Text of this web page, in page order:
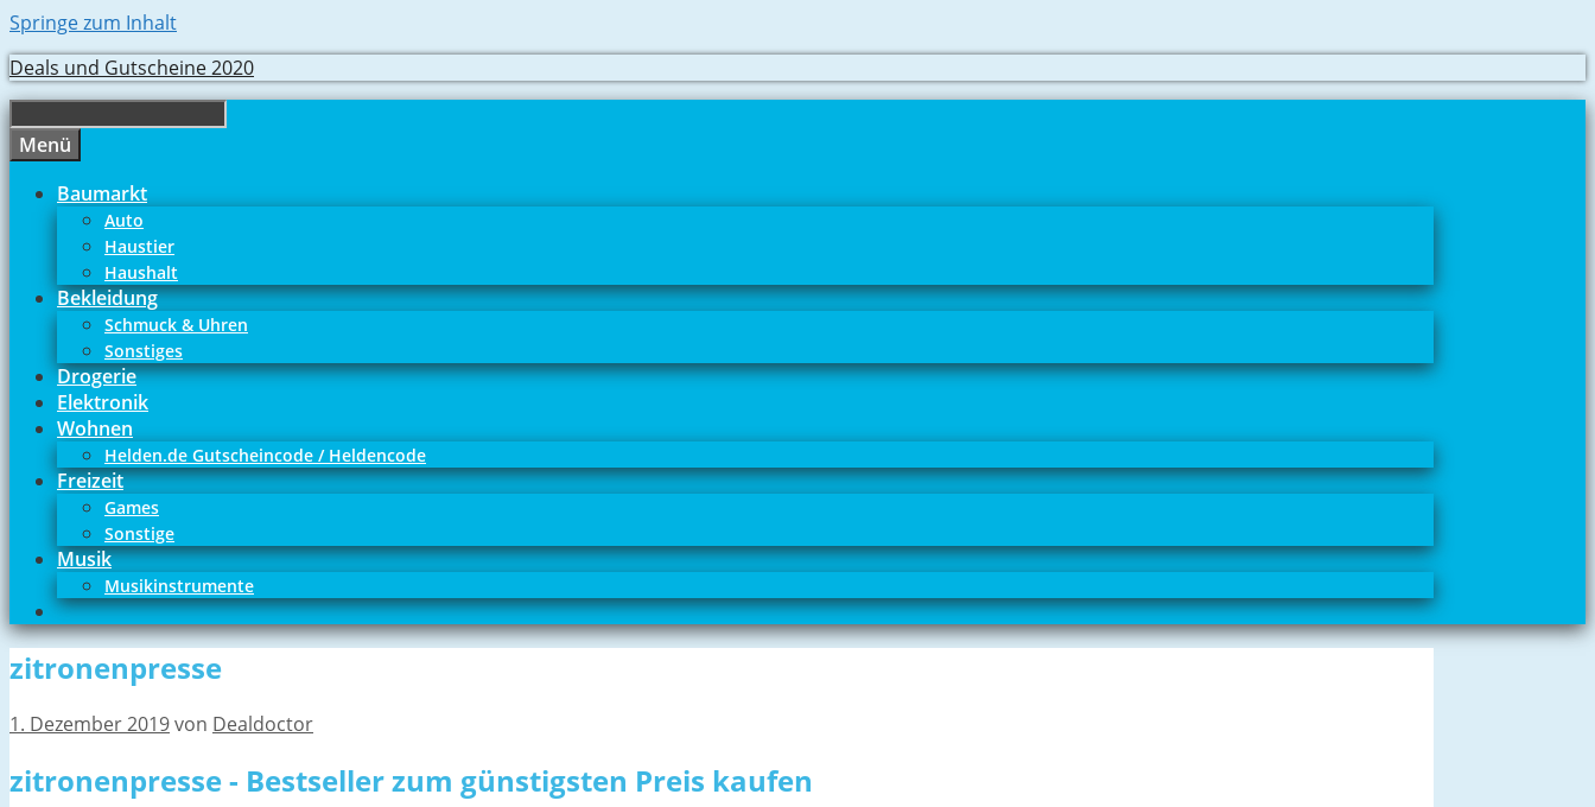
Springe zum Inhalt
Deals und Gutscheine 2020
Menü
Baumarkt
Auto
Haustier
Haushalt
Bekleidung
Schmuck & Uhren
Sonstiges
Drogerie
Elektronik
Wohnen
Helden.de Gutscheincode / Heldencode
Freizeit
Games
Sonstige
Musik
Musikinstrumente
zitronenpresse
1. Dezember 2019von Dealdoctor
zitronenpresse - Bestseller zum günstigsten Preis kaufen